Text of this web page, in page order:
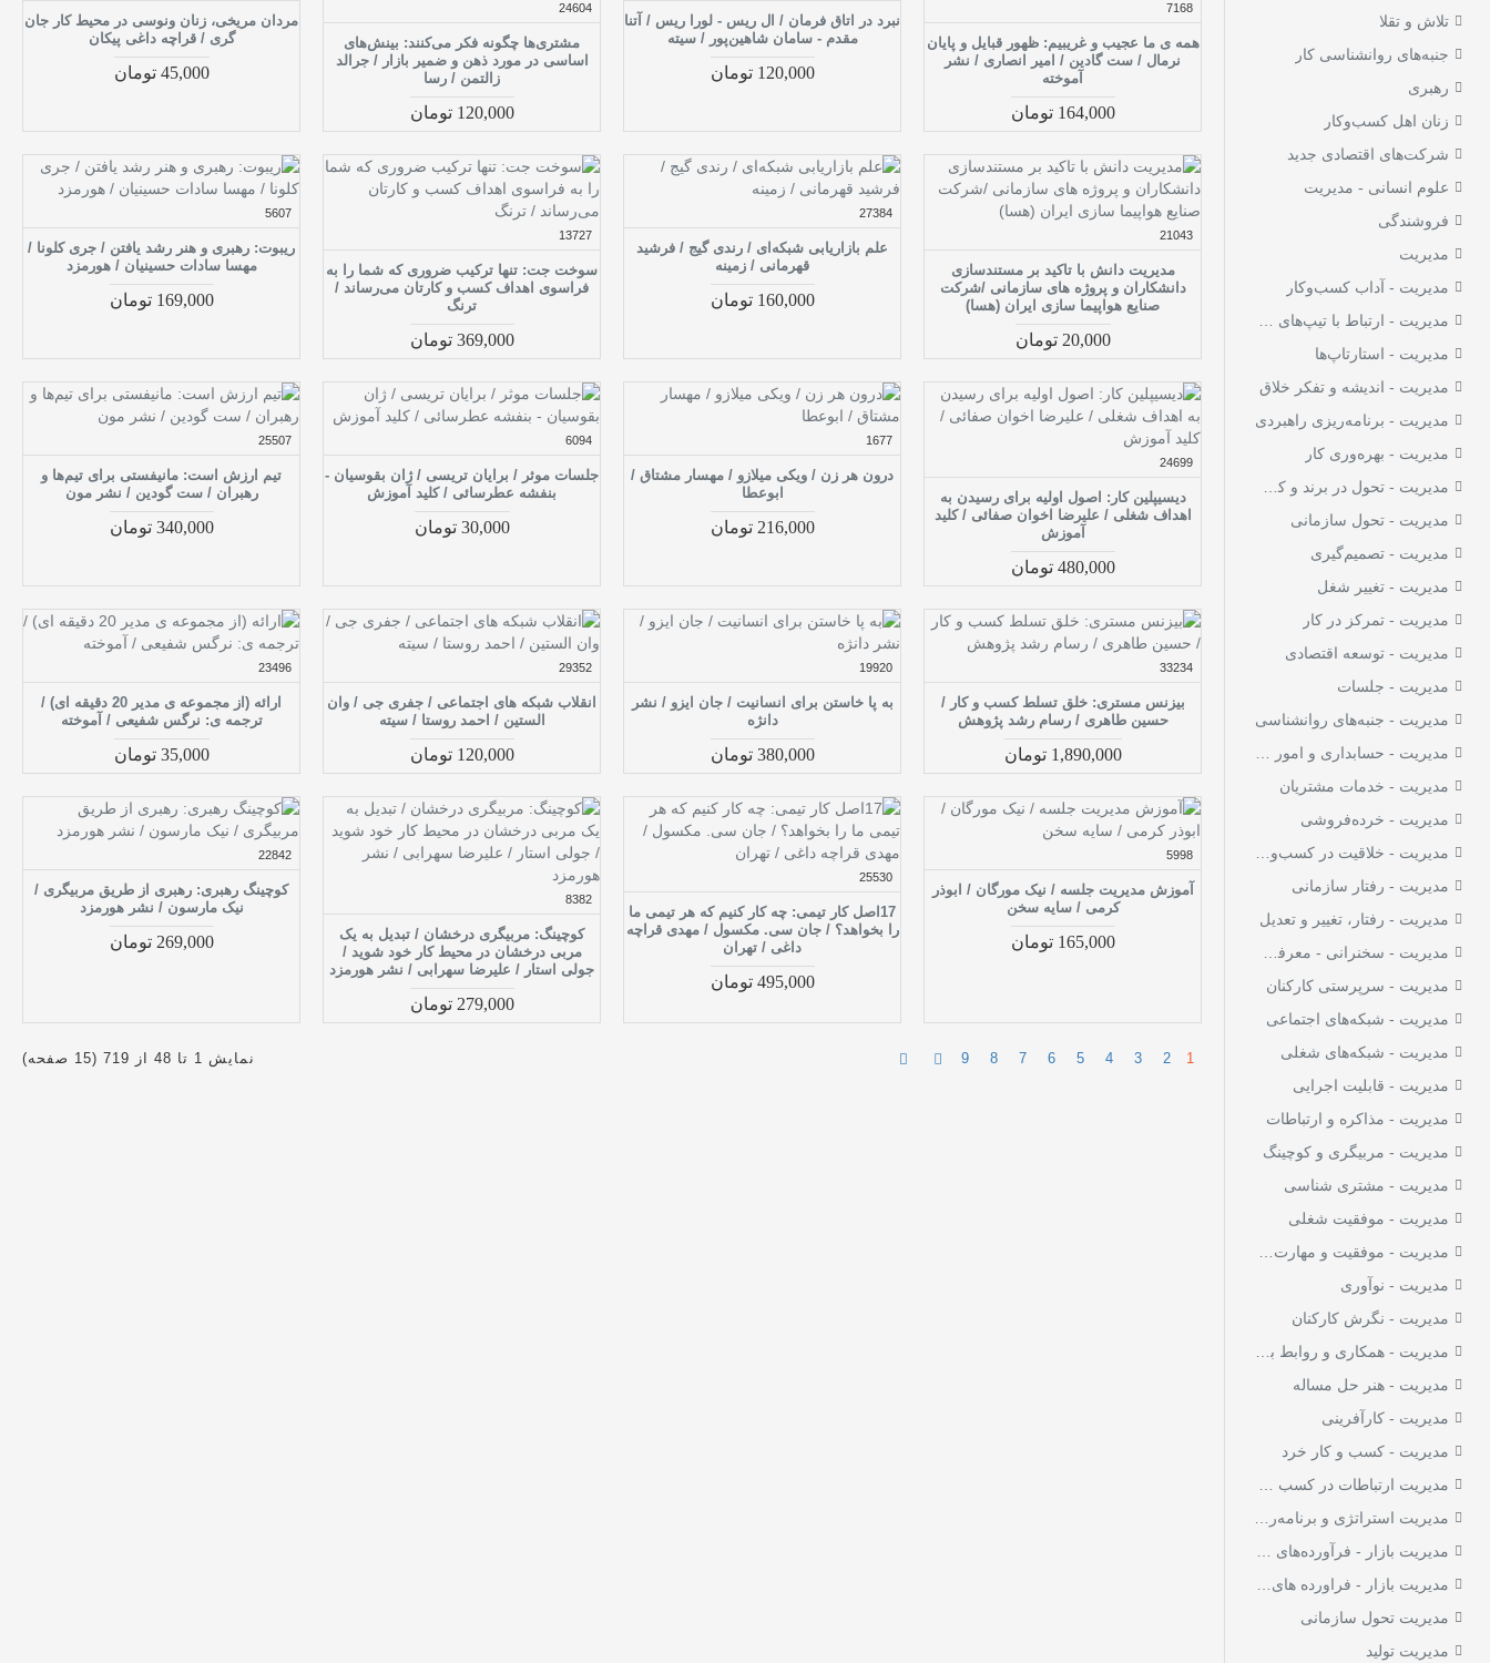
مهارت‌های زندگی
مدیریت - نوآوری 9
مدیریت - نگرش کارکنان
مدیریت - همکاری و
روابط بین سازمانی
مدیریت - هنر حل مساله
مدیریت - کارآفرینی 29
مدیریت - کسب و کار
کسب و کار
2
مدیریت استراتژی و
برنامه‌ریزی
مدیریت بازار -
فرآورده‌های جدید
وقت
مدیریت صنعتی
مدیریت فروش
مدیریت فروش - توزیع
کالا
مدیریت منابع انسانی 2
مدیریت و استخدام
حسابداری
مدیریت و رهبری و
موفقیت در آن
مدیریت و موفقیت در
105
انگیزش در کار
مدیریت کار گروهی 7
مدیریت کارها و وظایف 1
مدیریت گروه‌ها و اماکن
مربیگری اجرایی
موفقیت‌های شخصی در
کسب‌وکار
کارمندان - کاریابی 7
کالاهای مارکدار -
کلمات قصار - مدیریت
کاری
تلاش و تقلا
جنبه‌های روانشناسی کار
رهبری
زنان اهل کسب‌و‌کار
شرکت‌های اقتصادی جدید
علوم انسانی - مدیریت
فروشندگی
مدیریت
مدیریت - آداب کسب‌وکار
مدیریت - استارتاپ‌ها
مدیریت - اندیشه و تفکر خلاق
مدیریت - برنامه‌ریزی راهبردی
مدیریت - بهره‌وری کار
مدیریت - تحول سازمانی
مدیریت - تصمیم‌گیری
مدیریت - تغییر شغل
مدیریت - تمرکز در کار
مدیریت - توسعه اقتصادی
مدیریت - جلسات
مدیریت - جنبه‌های روانشناسی
مدیریت - خدمات مشتریان
مدیریت - خرده‌فروشی
مدیریت - رفتار سازمانی
مدیریت - رفتار، تغییر و تعدیل
مدیریت - سرپرستی کارکنان
مدیریت - شبکه‌های اجتماعی
مدیریت - شبکه‌های شغلی
مدیریت - قابلیت اجرایی
مدیریت - مذاکره و ارتباطات
مدیریت - مربیگری و کوچینگ
مدیریت - مشتری شناسی
مدیریت - موفقیت شغلی
مدیریت - نوآوری
مدیریت - نگرش کارکنان
مدیریت - هنر حل مساله
مدیریت - کارآفرینی
مدیریت - کسب و کار خرد
مدیریت تحول سازمانی
مدیریت تولید
7168
همه ی ما عجیب و غریبیم: ظهور قبایل و پایان
نرمال / ست گادین / امیر انصاری / نشر
آموخته
164,000 تومان
نبرد در اتاق فرمان / ال ریس - لورا ریس / آتنا
مقدم - سامان شاهین‌پور / سیته
120,000 تومان
24604
مشتری‌ها چگونه فکر می‌کنند: بینش‌های
اساسی در مورد ذهن و ضمیر بازار / جرالد
زالتمن / رسا
120,000 تومان
مردان مریخی، زنان ونوسی در محیط کار جان
گری / قراچه داغی پیکان
45,000 تومان
21043
مدیریت دانش با تاکید بر مستندسازی
دانشکاران و پروژه های سازمانی /شرکت
صنایع هواپیما سازی ایران (هسا)
20,000 تومان
27384
علم بازاریابی شبکه‌ای / رندی گیج / فرشید
قهرمانی / زمینه
160,000 تومان
13727
سوخت جت: تنها ترکیب ضروری که شما را به
فراسوی اهداف کسب‌ و کارتان می‌رساند /
ترنگ
369,000 تومان
5607
ریبوت: رهبری و هنر رشد یافتن / جری کلونا /
مهسا سادات حسینیان / هورمزد
169,000 تومان
24699
دیسیپلین کار: اصول اولیه برای رسیدن به
اهداف شغلی / علیرضا اخوان صفائی / کلید
آموزش
480,000 تومان
1677
درون هر زن / ویکی میلازو / مهسار مشتاق /
ابوعطا
216,000 تومان
6094
جلسات موثر / برایان تریسی / ژان بقوسیان -
بنفشه عطرسائی / کلید آموزش
30,000 تومان
25507
تیم ارزش است: مانیفستی برای تیم‌ها و
رهبران / ست گودین / نشر مون
340,000 تومان
33234
بیزنس مستری: خلق تسلط کسب و کار /
حسین طاهری / رسام رشد پژوهش
1,890,000 تومان
19920
به پا خاستن برای انسانیت / جان ایزو / نشر
دانژه
380,000 تومان
29352
انقلاب شبکه های اجتماعی / جفری جی / وان
الستین / احمد روستا / سیته
120,000 تومان
23496
ارائه (از مجموعه ی مدیر 20 دقیقه ای) /
ترجمه ی: نرگس شفیعی / آموخته
35,000 تومان
5998
آموزش مدیریت جلسه / نیک مورگان / ابوذر
کرمی / سایه سخن
165,000 تومان
25530
17اصل کار تیمی: چه کار کنیم که هر تیمی ما
را بخواهد؟ / جان سی. مکسول / مهدی قراچه
داغی / تهران
495,000 تومان
8382
کوچینگ: مربیگری درخشان / تبدیل به یک
مربی درخشان در محیط کار خود شوید /
جولی استار / علیرضا سهرابی / نشر هورمزد
279,000 تومان
22842
کوچینگ رهبری: رهبری از طریق مربیگری /
نیک مارسون / نشر هورمزد
269,000 تومان
1
2
3
4
5
6
7
8
9 نمایش 1 تا 48 از 719 (15 صفحه)